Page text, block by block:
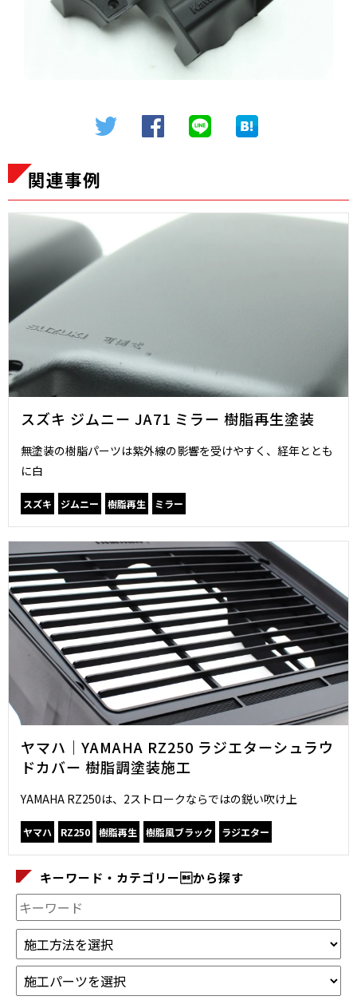
関連事例
スズキ ジムニー JA71 ミラー 樹脂再生塗装
無塗装の樹脂パーツは紫外線の影響を受けやすく、経年ととも
に白
スズキ ジムニー 樹脂再生 ミラー
ヤマハ｜YAMAHA RZ250 ラジエターシュラウ
ドカバー 樹脂調塗装施工
YAMAHA RZ250は、2ストロークならではの鋭い吹け上
ヤマハ RZ250 樹脂再生 樹脂風ブラック ラジエター
キーワード・カテゴリーから探す